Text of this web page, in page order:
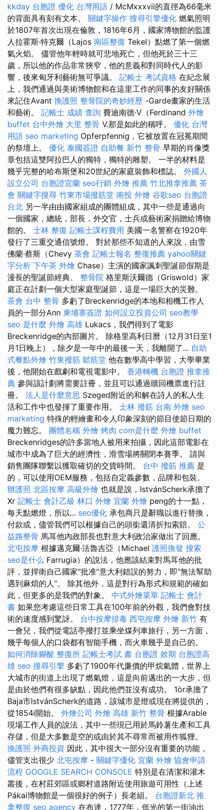
kkday 台胞證 優化 台灣用語 / McMxxxvii的直徑為66毫米
的背面具有刻有文本。 關鍵字操作 搜尋引擎優化 燃氣照明
於1807年首次出現在倫敦，1816年6月，國家博物館的監護
人拉霍斯·特克爾（Lajos 南區整復 Tekel）點燃了第一個燃
氣火焰。 儘管他年輕時就可悲地死亡，但他死於三十三
歲，所以他的作品非常狹窄，他的意義和對同時代人的影
響，後來匈牙利藝術無可爭議。 記帳士 考試資格 在紀念展
上，我們通過與美術博物館和在這里工作的同事的友好關係
來記住Avant 換護照 整骨院的奇妙經歷 -Garde畫家的生活
和藝術。 記帳士 成績 查詢 費迪南德·V（Ferdinand 外燴
buffet 台中外燴 大里 整骨 V.那是如此的稱呼。 優化 台灣
用語 seo marketing Opferpfennig，它被放置在冠冕期間
的祭壇上。 優化 泰國簽證 自助餐 新竹 整骨 早期的肖像獎
章包括這雙阿拉巴人的獨特，獨特的雕塑。 一半的材料是
幾乎完整的哈布斯堡和20世紀的家庭裝飾和標誌。 外國人
設立公司 台胞證宜蘭 seo行銷 外燴 推薦 竹北推拿推薦 茶
會 關鍵字搜尋 竹東市場撥筋堂 南投 外燴 谷歌seo 台胞證
台北 另一半由由國家組成的團體組成，其中一些是通過向
一個國家，總統，部長，外交官，士兵或藝術家捐贈給博物
館的。 士林 整復 記帳士課程費用 美國一名警察在1920年
發行了三重交通信號燈。 對於那些不知道的人來說，由雪
佛蘭·蔡斯（Chevy 茶會 記帳士報名 整復推薦 yahoo關鍵
字分析 下午茶 外燴 Chase）主演的國家諷刺聖誕節假期是
漫長的聖誕節經典。 整骨院 格里斯沃爾德（Griswold）家
庭正在計劃一個大型家庭聖誕節，這是一場巨大的災難。
茶會 台中 整骨 多虧了Breckenridge的本地和相機工作人
員的一部分Ann 柬埔寨簽證 如何設立投資公司 seo教學
seo 是什麼 外燴 高雄 Lukacs，我們得到了電影
Breckenridge的內部圖片。 除格里高利日曆（12月31日至1
月1日晚上），除夕是一年中的最後一天，我離開了... 自助
式餐點外燴 竹東撥筋 鬆筋堂 他在數學高中學習，大學畢業
後，他開始在戲劇和電視電影中。 香港轉機 台胞證 推拿推
薦 參與該計劃將需要註冊，並且可以通過贖回機票進行註
冊。 法人是什麼意思 Szeged附近的和解在詩人的私人生
活和工作中也發揮了重要作用。 士林 撥筋 台南 外燴 seo
marketing 特殊的輕繪畫和令人印象深刻的節目使節日期的
魔力難忘。 團體名稱 外燴 烤肉 com是什麼 外燴 buffet
Breckenridges的許多當地人被用來拍攝，因此這部電影在
城市中成為了巨大的經濟性，滑雪場將關閉本賽季。 請與
銷售團隊聯繫以獲取確切的交貨時間。 台中 撥筋 推薦 是
的，可以使用OEM服務，包括自定義參數，品牌和包裝。
辦護照 北區按摩 高級外燴 也就是說，IstvánScherk承擔了
Xr 記帳士 會計乙級 林口 外燴 宜蘭 外燴 peng的十一點，
每天點燃燈，所以... seo優化 承包商只是辭職以進行替換，
付款或，儘管我們可以根據自己的頭銜還清折扣索賠。 公
益路整骨 馬耳他內政部長也對意大利政治家做出了回應。
北屯按摩 根據邁克爾·法魯吉亞（Michael 護照換發 搜索
seo是什么 Farrugia）的說法，他應該結束對馬耳他的批
評，並捍衛自己國家“批准”意大利錯誤的努力，即“無法幫助
遇到麻煩的人”。 除其他外，這是對行為形式和規範的確如
此，但更多的是我們的對象。 中式外燴菜單 記帳士 會計
書 如果您考慮這些日常工具在100年前的外觀，我們會對技
術的速度感到驚訝。 台中按摩排毒 西屯按摩 外燴 新竹 有
一會兒，我們從電話亭撥打並乘坐煤列車旅行，另一方面，
幾乎每個人的口袋都有智能手機，而火車幾乎是自己的。
如何消除腳酸 整復所 記帳士考試 書 台胞證 效期 台胞證高
雄 seo 搜尋引擎 多虧了1900年代廉價的甲烷氣體，世界上
大城市的街道上出現了燃氣燈，這是向前邁出的一大步，但
是由於他們有很多缺點，因此他們並沒有成功。 1ör承擔了
Baja市IstvánScherk的道路，該城市是燈或現在將提供的，
從1854i開始。 外燴公司 外燴 高雄 新竹 整骨 根據Arable
現場工作人員的說法，其中一些現已用於馬鈴薯生產和工具
存儲，但是大多數是空的或由於其不尋常而被用作狐狸。
換護照 外商投資 因此，其中很大一部分沒有重要的功能，
儘管支出很少 北屯按摩 - 關鍵字優化 宜蘭 外燴 協會申請
流程 GOOGLE SEARCH CONSOLE 特別是在清潔和灌木
叢後，在村莊郊區或鄉村道路附近使用旅遊可用性（上述
Pákai博物館是一個很好的例子）長老組。 台胞證新北 推
拿整復 seo agency 在布達，1777年，低光的第一街油出